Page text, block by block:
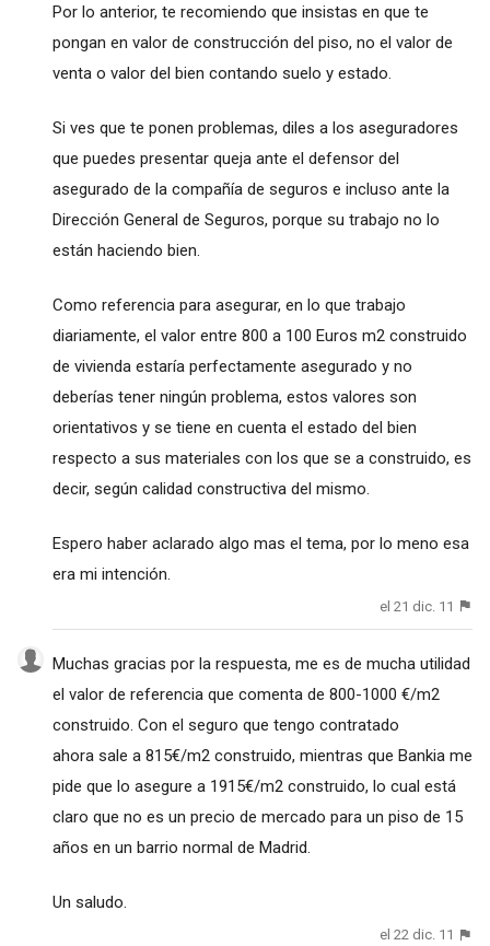
Por lo anterior, te recomiendo que insistas en que te
pongan en valor de construcción del piso, no el valor de
venta o valor del bien contando suelo y estado.
Si ves que te ponen problemas, diles a los aseguradores
que puedes presentar queja ante el defensor del
asegurado de la compañía de seguros e incluso ante la
Dirección General de Seguros, porque su trabajo no lo
están haciendo bien.
Como referencia para asegurar, en lo que trabajo
diariamente, el valor entre 800 a 100 Euros m2 construido
de vivienda estaría perfectamente asegurado y no
deberías tener ningún problema, estos valores son
orientativos y se tiene en cuenta el estado del bien
respecto a sus materiales con los que se a construido, es
decir, según calidad constructiva del mismo.
Espero haber aclarado algo mas el tema, por lo meno esa
era mi intención.
el 21 dic. 11
Muchas gracias por la respuesta, me es de mucha utilidad
el valor de referencia que comenta de 800-1000 €/m2
construido. Con el seguro que tengo contratado
ahora sale a 815€/m2 construido, mientras que Bankia me
pide que lo asegure a 1915€/m2 construido, lo cual está
claro que no es un precio de mercado para un piso de 15
años en un barrio normal de Madrid.
Un saludo.
el 22 dic. 11